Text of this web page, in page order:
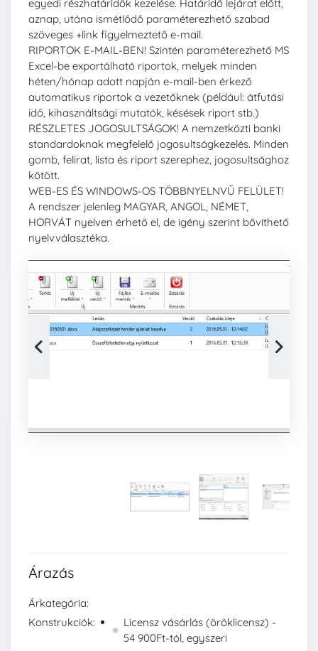
egyedi részhatáridők kezelése. Határidő lejárat előtt,
aznap, utána ismétlődő paraméterezhető szabad
szöveges +link figyelmeztető e-mail.
RIPORTOK E-MAIL-BEN! Szintén paraméterezhető MS
Excel-be exportálható riportok, melyek minden
héten/hónap adott napján e-mail-ben érkező
automatikus riportok a vezetőknek (például: átfutási
idő, kihasználtsági mutatók, késések riport stb.)
RÉSZLETES JOGOSULTSÁGOK! A nemzetközti banki
standardoknak megfelelő jogosultságkezelés. Minden
gomb, felirat, lista és riport szerephez, jogosultsághoz
kötött.
WEB-ES ÉS WINDOWS-OS TÖBBNYELNVŰ FELÜLET!
A rendszer jelenleg MAGYAR, ANGOL, NÉMET,
HORVÁT nyelven érhető el, de igény szerint bővíthető
nyelvválasztéka.
Árazás
Árkategória:
Konstrukciók:
Licensz vásárlás (öröklicensz) -
54 900Ft-tól, egyszeri